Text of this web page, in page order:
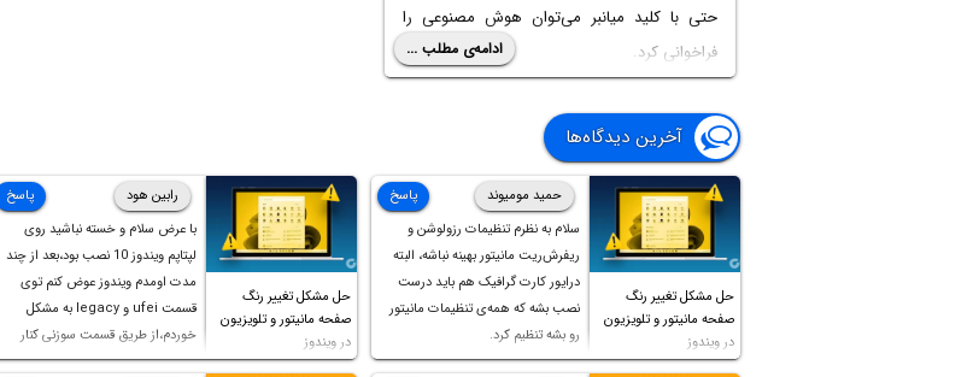
حتی با کلید میانبر می‌توان هوش مصنوعی را
فراخوانی کرد.
در این مقاله به معرفی بهترین مرورگرها برای
استفاده از هوش مصنوعی می‌پردازیم. با سیاره‌ی
آی‌تی همراه باشید.
ادامه‌ی مطلب ...
آخرین دیدگاه‌ها
حل مشکل تغییر رنگ
صفحه مانیتور و تلویزیون
در ویندوز
حمید مومیوند
سلام به نظرم تنظیمات رزولوشن و
ریفرش‌ریت مانیتور بهینه نباشه، البته
درایور کارت گرافیک هم باید درست
نصب بشه که همه‌ی تنظیمات مانیتور
رو بشه تنظیم کرد.
پاسخ
حل مشکل تغییر رنگ
صفحه مانیتور و تلویزیون
در ویندوز
رابین هود
با عرض سلام و خسته نباشید روی
لپتاپم ویندوز 10 نصب بود،بعد از چند
مدت اومدم ویندوز عوض کنم توی
قسمت ufei و legacy به مشکل
خوردم،از طریق قسمت سوزنی کنار
پورت هندزفری ،بوت رو ریست کردم و
پاسخ